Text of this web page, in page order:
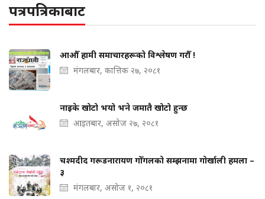
पत्रपत्रिकाबाट
आऔँ हामी समाचारहरूको विश्लेषण गरौँ !
मंगलबार, कात्तिक २७, २०८१
नाइके खोटो भयो भने जमातै खोटो हुन्छ
आइतबार, असोज २७, २०८१
चश्मदीद गरूडनारायण गोँगलको सम्झनामा गोर्खाली हमला –
३
मंगलबार, असोज १, २०८१